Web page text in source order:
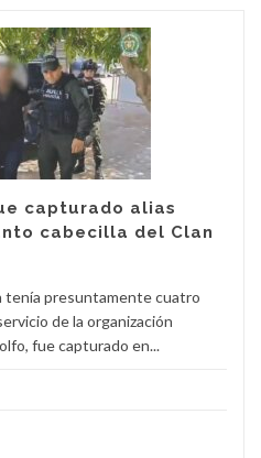
capturado alias
cabecilla del Clan
tenía presuntamente cuatro
de la organización
fue capturado en...